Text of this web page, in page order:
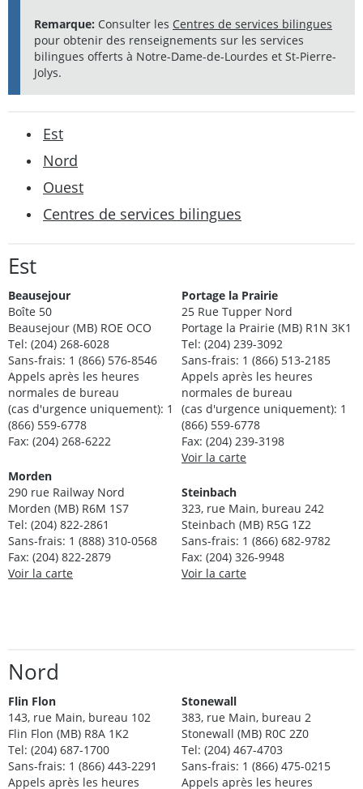
Remarque: Consulter les Centres de services bilingues
pour obtenir des renseignements sur les services
bilingues offerts à Notre-Dame-de-Lourdes et St-Pierre-
Jolys.
Est
Nord
Ouest
Centres de services bilingues
Est
Beausejour
Boîte 50
Beausejour (MB) ROE OCO
Tel: (204) 268-6028
Sans-frais: 1 (866) 576-8546
Appels après les heures
normales de bureau
(cas d'urgence uniquement): 1
(866) 559-6778
Fax: (204) 268-6222
Morden
290 rue Railway Nord
Morden (MB) R6M 1S7
Tel: (204) 822-2861
Sans-frais: 1 (888) 310-0568
Fax: (204) 822-2879
Voir la carte
Portage la Prairie
25 Rue Tupper Nord
Portage la Prairie (MB) R1N 3K1
Tel: (204) 239-3092
Sans-frais: 1 (866) 513-2185
Appels après les heures
normales de bureau
(cas d'urgence uniquement): 1
(866) 559-6778
Fax: (204) 239-3198
Voir la carte
Steinbach
323, rue Main, bureau 242
Steinbach (MB) R5G 1Z2
Sans-frais: 1 (866) 682-9782
Fax: (204) 326-9948
Voir la carte
Nord
Flin Flon
143, rue Main, bureau 102
Flin Flon (MB) R8A 1K2
Tel: (204) 687-1700
Sans-frais: 1 (866) 443-2291
Appels après les heures
Stonewall
383, rue Main, bureau 2
Stonewall (MB) R0C 2Z0
Tel: (204) 467-4703
Sans-frais: 1 (866) 475-0215
Appels après les heures